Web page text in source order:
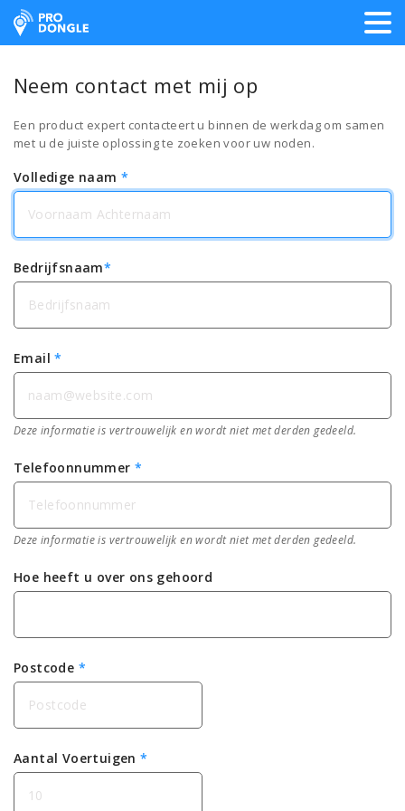
ProDongle Track & Trace
Neem contact met mij op
Een product expert contacteert u binnen de werkdag om samen
met u de juiste oplossing te zoeken voor uw noden.
Volledige naam*
Bedrijfsnaam*
Email*
Deze informatie is vertrouwelijk en wordt niet met derden gedeeld.
Telefoonnummer *
Deze informatie is vertrouwelijk en wordt niet met derden gedeeld.
Hoe heeft u over ons gehoord
Postcode *
Aantal Voertuigen*